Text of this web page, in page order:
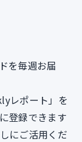
を毎週お届
レポート」を
登録できます
にご活用くだ